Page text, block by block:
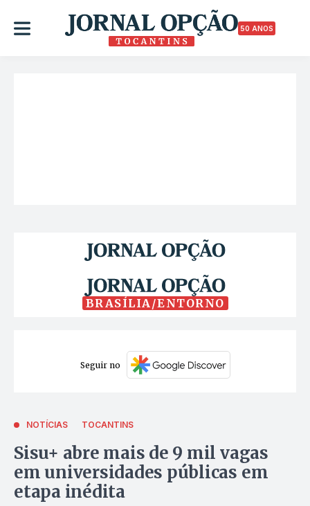
50 ANOS
BRASÍLIA/ENTORNO
Seguir no
NOTÍCIAS TOCANTINS
Sisu+ abre mais de 9 mil vagas
em universidades públicas em
etapa inédita